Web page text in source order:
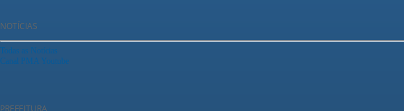
NOTÍCIAS
Todas as Notícias
Canal PMA Youtube
PREFEITURA